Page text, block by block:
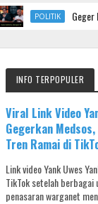
Geger Pernyataan
INFO TERPOPULER
Viral Link Video
Gegerkan
Tren Ramai di
Link video Yank Uwes
TikTok setelah berbagai
penasaran warganet